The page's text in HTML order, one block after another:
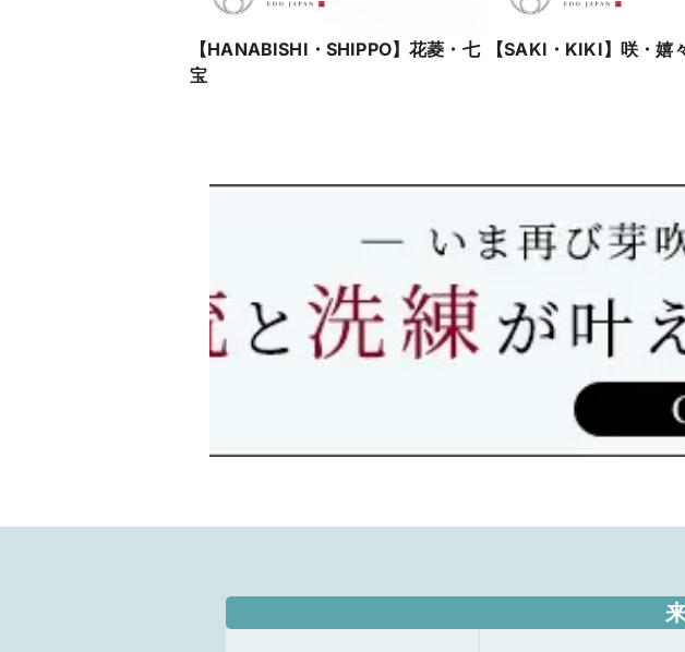
【HANABISHI・SHIPPO】花菱・七
宝
【SAKI・KIKI】咲・嬉